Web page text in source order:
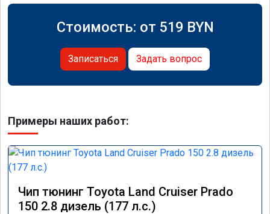
Стоимость: от 519 BYN
Записаться Задать вопрос
Примеры наших работ:
Чип тюнинг Toyota Land Cruiser Prado
150 2.8 дизель (177 л.с.)